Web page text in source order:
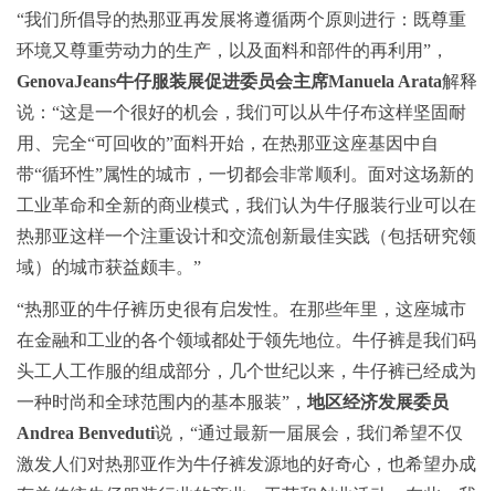
“我们所倡导的热那亚再发展将遵循两个原则进行：既尊重
环境又尊重劳动力的生产，以及面料和部件的再利用”，
GenovaJeans牛仔服装展促进委员会主席Manuela Arata解释
说：“这是一个很好的机会，我们可以从牛仔布这样坚固耐
用、完全“可回收的”面料开始，在热那亚这座基因中自
带“循环性”属性的城市，一切都会非常顺利。面对这场新的
工业革命和全新的商业模式，我们认为牛仔服装行业可以在
热那亚这样一个注重设计和交流创新最佳实践（包括研究领
域）的城市获益颇丰。”
“热那亚的牛仔裤历史很有启发性。在那些年里，这座城市
在金融和工业的各个领域都处于领先地位。牛仔裤是我们码
头工人工作服的组成部分，几个世纪以来，牛仔裤已经成为
一种时尚和全球范围内的基本服装”， 地区经济发展委员
Andrea Benveduti说，“通过最新一届展会，我们希望不仅
激发人们对热那亚作为牛仔裤发源地的好奇心，也希望办成